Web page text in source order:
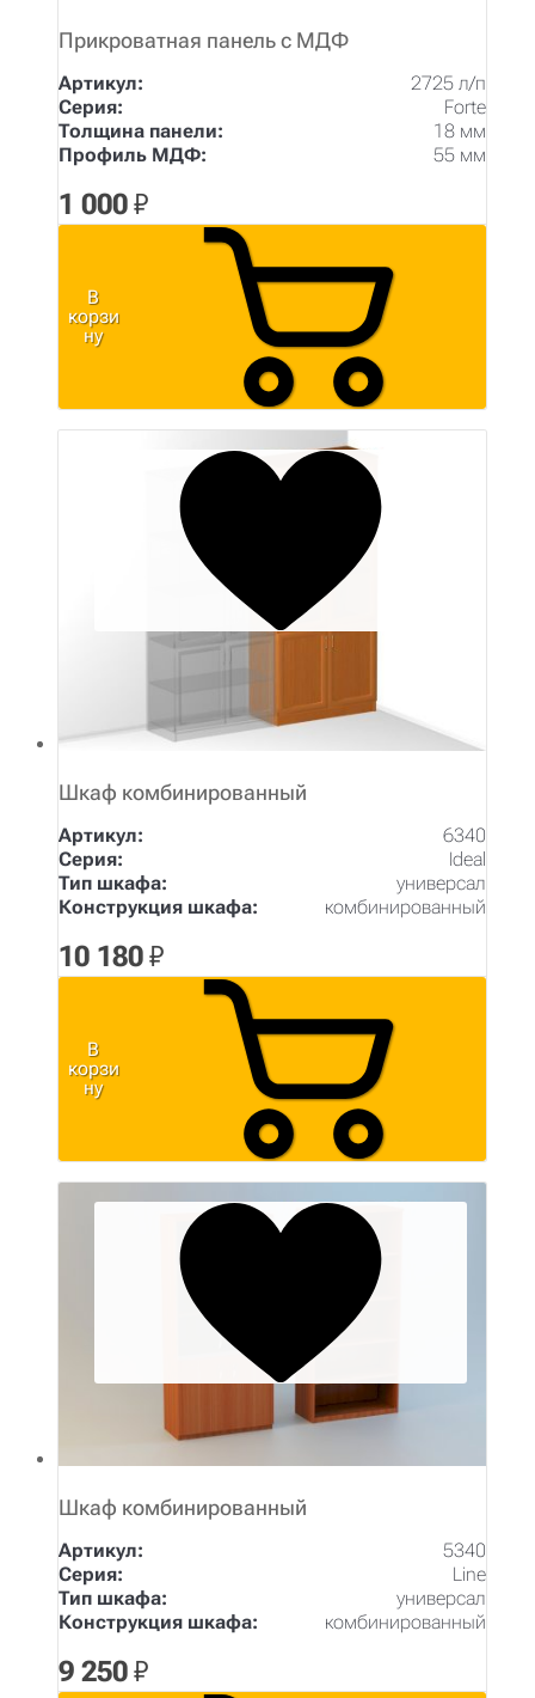
Прикроватная панель с МДФ
Артикул:
2725 л/п
Серия:
Forte
Толщина панели:
18 мм
Профиль МДФ:
55 мм
1 000₽
В
корзи
ну
Шкаф комбинированный
Артикул:
6340
Серия:
Ideal
Тип шкафа:
универсал
Конструкция шкафа:
комбинированный
10 180₽
В
корзи
ну
Шкаф комбинированный
Артикул:
5340
Серия:
Line
Тип шкафа:
универсал
Конструкция шкафа:
комбинированный
9 250₽